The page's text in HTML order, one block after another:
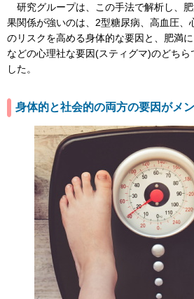
研究グループは、この手法で解析し、
果関係が強いのは、2型糖尿病、高血圧、
のリスクを高める身体的な要因と、肥満
などの心理社な要因(スティグマ)のどちら
した。
身体的と社会的の両方の要因がメ